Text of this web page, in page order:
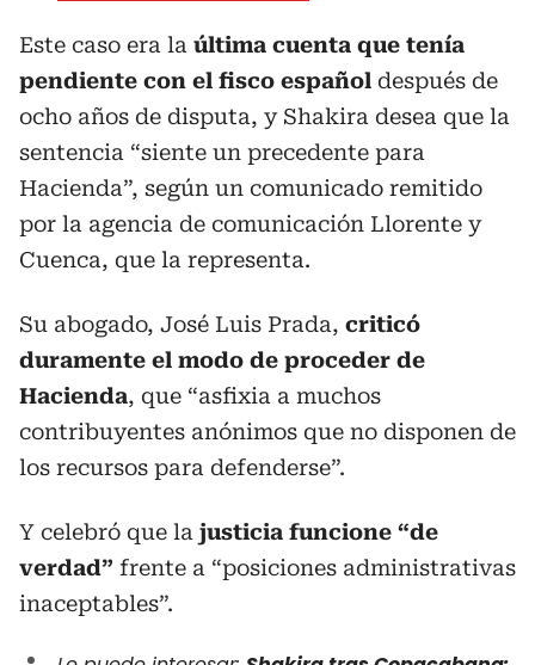
Este caso era la última cuenta que tenía
pendiente con el fisco español después de
ocho años de disputa, y Shakira desea que la
sentencia “siente un precedente para
Hacienda”, según un comunicado remitido
por la agencia de comunicación Llorente y
Cuenca, que la representa.
Su abogado, José Luis Prada, criticó
duramente el modo de proceder de
Hacienda, que “asfixia a muchos
contribuyentes anónimos que no disponen de
los recursos para defenderse”.
Y celebró que la justicia funcione “de
verdad” frente a “posiciones administrativas
inaceptables”.